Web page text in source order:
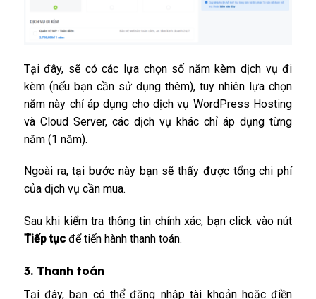
Tại đây, sẽ có các lựa chọn số năm kèm dịch vụ đi
kèm (nếu bạn cần sử dụng thêm), tuy nhiên lựa chọn
năm này chỉ áp dụng cho dịch vụ WordPress Hosting
và Cloud Server, các dịch vụ khác chỉ áp dụng từng
năm (1 năm).
Ngoài ra, tại bước này bạn sẽ thấy được tổng chi phí
của dịch vụ cần mua.
Sau khi kiểm tra thông tin chính xác, bạn click vào nút
Tiếp tụcđể tiến hành thanh toán.
3. Thanh toán
Tại đây, bạn có thể đăng nhập tài khoản hoặc điền